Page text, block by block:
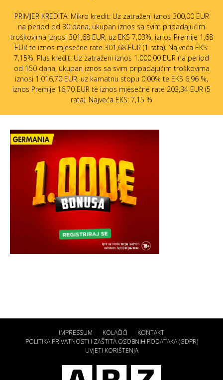
PRIMJER KREDITA: Mikro kredit: Uz zatraženi iznos 300,00 EUR
na period od 30 dana, ukupan iznos sa svim pripadajućim
troškovima iznosi 301,68 EUR, uz EKS 7,03%, iznos Premije 1,68
EUR te iznos mjesečne rate 301,68 EUR (1 rata). Najveća EKS:
7,15%, Plus kredit: Uz zatraženi iznos 1.000,00 EUR na period
od 150 dana, ukupan iznos sa svim pripadajućim troškovima
iznosi 1.016,70 EUR, uz kamatnu stopu 0,00% te EKS 6,96 %,
iznos Premije 16,70 EUR te iznos mjesečne rate 203,34 EUR (5
rata). Najveća EKS: 7,15 %
IMPRESSUM KOLAČIĆI
KONTAKT
POLITIKA PRIVATNOSTI I ZAŠTITA OSOBNIH PODATAKA (GDPR)
UVJETI KORIŠTENJA